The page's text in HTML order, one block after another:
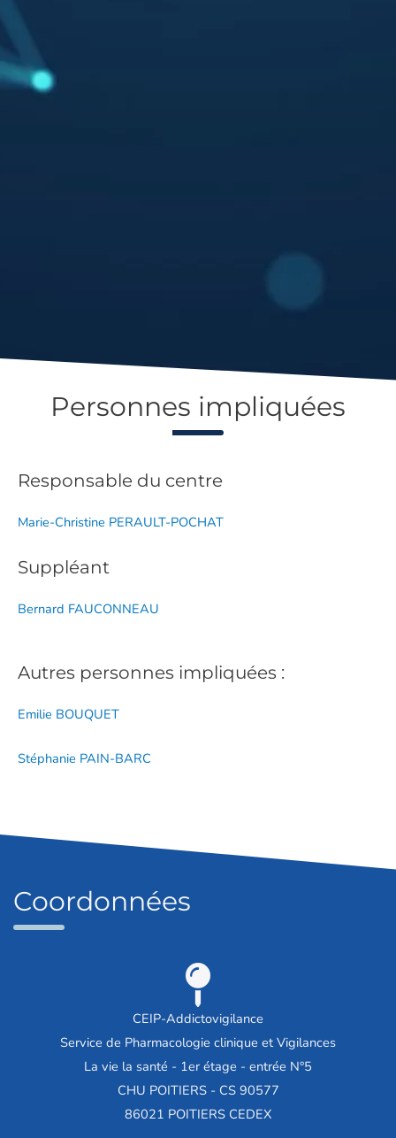
Personnes impliquées
Responsable du centre
Marie-Christine PERAULT-POCHAT
Suppléant
Bernard FAUCONNEAU
Autres personnes impliquées :
Emilie BOUQUET
Stéphanie PAIN-BARC
Coordonnées
CEIP-Addictovigilance
Service de Pharmacologie clinique et Vigilances
La vie la santé - 1er étage - entrée N°5
CHU POITIERS - CS 90577
86021 POITIERS CEDEX